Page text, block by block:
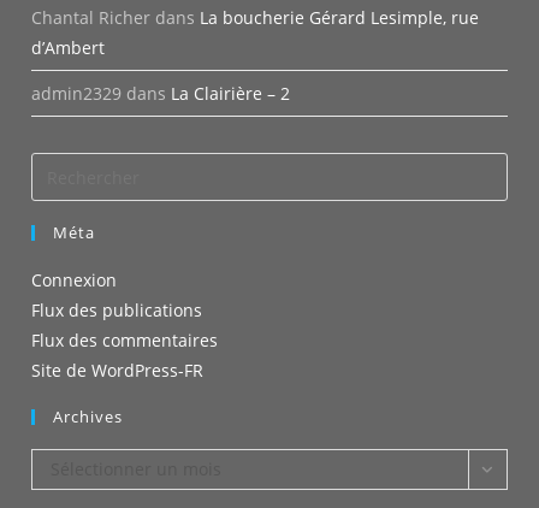
Chantal Richer dans La boucherie Gérard Lesimple, rue
d’Ambert
admin2329 dans La Clairière – 2
Méta
Connexion
Flux des publications
Flux des commentaires
Site de WordPress-FR
Archives